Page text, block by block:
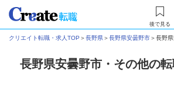
後で見る
クリエイト転職・求人TOP ＞長野県＞長野県安曇野市＞長野
長野県安曇野市・その他の